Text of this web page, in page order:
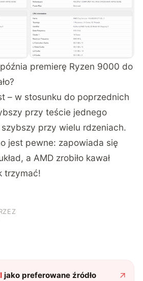
premierę Ryzen 9000 do
– w stosunku do poprzednich
przy teście jednego
przy wielu rdzeniach.
jest pewne: zapowiada się
a AMD zrobiło kawał
trzymać!
jako preferowane źródło